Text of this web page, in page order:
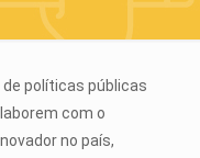
políticas públicas
com o
no país,